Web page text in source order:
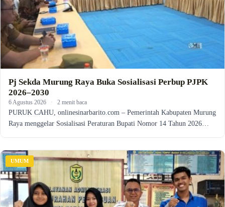
Pj Sekda Murung Raya Buka Sosialisasi Perbup PJPK
2026–2030
6 Agustus 2026 · 2 menit baca
PURUK CAHU, onlinesinarbarito.com – Pemerintah Kabupaten Murung
Raya menggelar Sosialisasi Peraturan Bupati Nomor 14 Tahun 2026…
UMUM